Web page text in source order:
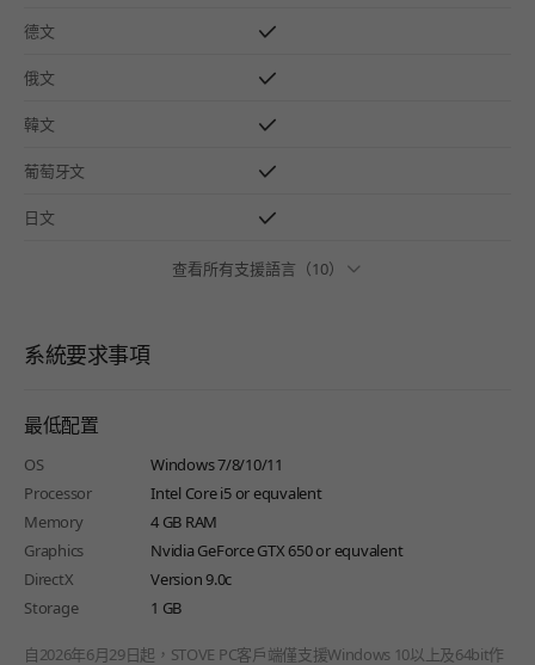
德文
俄文
韓文
葡萄牙文
日文
查看所有支援語言（10）
系統要求事項
最低配置
OS
Windows 7/8/10/11
Processor
Intel Core i5 or equvalent
Memory
4 GB RAM
Graphics
Nvidia GeForce GTX 650 or equvalent
DirectX
Version 9.0c
Storage
1 GB
自2026年6月29日起，STOVE PC客戶端僅支援Windows 10以上及64bit作